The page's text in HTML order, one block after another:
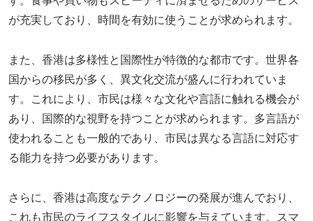
が充実しており、時間を有効に使うことが求められます。
また、香港は多様性と国際性が特徴的な都市です。世界各
国からの移民が多く、異文化交流が盛んに行われていま
す。これにより、市民は様々な文化や言語に触れる機会が
あり、国際的な視野を持つことが求められます。多言語が
使われることも一般的であり、市民は異なる言語に対応す
る能力を持つ必要があります。
さらに、香港は高度なテクノロジーの発展が進んでおり、
これも市民のライフスタイルに影響を与えています。スマ